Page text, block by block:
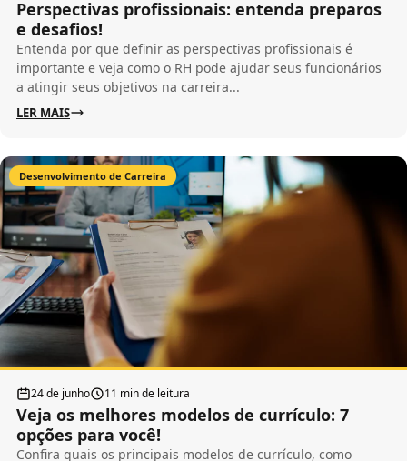
Perspectivas profissionais: entenda preparos
e desafios!
Entenda por que definir as perspectivas profissionais é
importante e veja como o RH pode ajudar seus funcionários
a atingir seus objetivos na carreira...
LER MAIS
Desenvolvimento de Carreira
24 de junho 11 min de leitura
Veja os melhores modelos de currículo: 7
opções para você!
Confira quais os principais modelos de currículo, como